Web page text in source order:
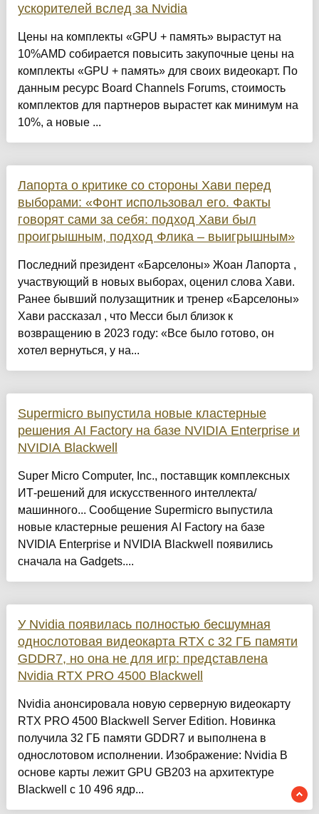
ускорителей вслед за Nvidia
Цены на комплекты «GPU + память» вырастут на
10%AMD собирается повысить закупочные цены на
комплекты «GPU + память» для своих видеокарт. По
данным ресурс Board Channels Forums, стоимость
комплектов для партнеров вырастет как минимум на
10%, а новые ...
Лапорта о критике со стороны Хави перед
выборами: «Фонт использовал его. Факты
говорят сами за себя: подход Хави был
проигрышным, подход Флика – выигрышным»
Последний президент «Барселоны» Жоан Лапорта ,
участвующий в новых выборах, оценил слова Хави.
Ранее бывший полузащитник и тренер «Барселоны»
Хави рассказал , что Месси был близок к
возвращению в 2023 году: «Все было готово, он
хотел вернуться, у на...
Supermicro выпустила новые кластерные
решения AI Factory на базе NVIDIA Enterprise и
NVIDIA Blackwell
Super Micro Computer, Inc., поставщик комплексных
ИТ-решений для искусственного интеллекта/
машинного... Сообщение Supermicro выпустила
новые кластерные решения AI Factory на базе
NVIDIA Enterprise и NVIDIA Blackwell появились
сначала на Gadgets....
У Nvidia появилась полностью бесшумная
однослотовая видеокарта RTX с 32 ГБ памяти
GDDR7, но она не для игр: представлена
Nvidia RTX PRO 4500 Blackwell
Nvidia анонсировала новую серверную видеокарту
RTX PRO 4500 Blackwell Server Edition. Новинка
получила 32 ГБ памяти GDDR7 и выполнена в
однослотовом исполнении. Изображение: Nvidia В
основе карты лежит GPU GB203 на архитектуре
Blackwell с 10 496 ядр...